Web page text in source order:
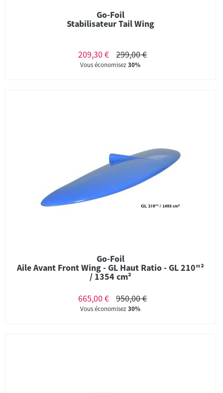
Go-Foil
Stabilisateur Tail Wing
209,30 € 299,00 €
Vous économisez30%
Go-Foil
Aile Avant Front Wing - GL Haut Ratio - GL 210"²
/ 1354 cm²
665,00 €
950,00 €
Vous économisez30%